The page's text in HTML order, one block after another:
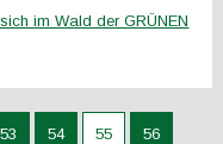
im Wald der GRÜNEN
53 54 55 56